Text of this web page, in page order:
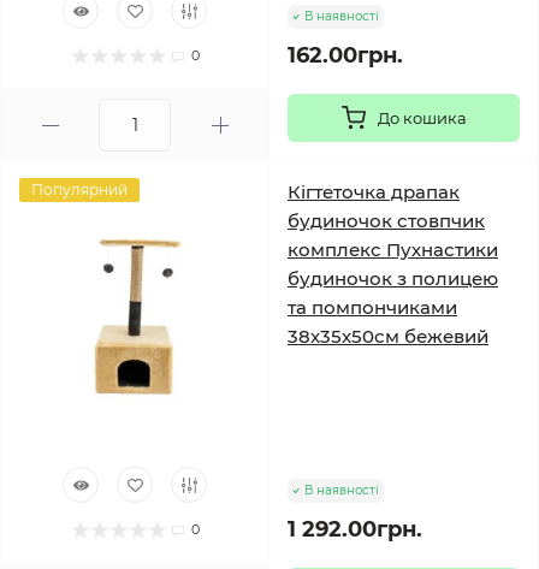
0
В наявності
162.00грн.
До кошика
Популярний
0
Кігтеточка драпак
будиночок стовпчик
комплекс Пухнастики
будиночок з полицею
та помпончиками
38х35х50см бежевий
В наявності
1 292.00грн.